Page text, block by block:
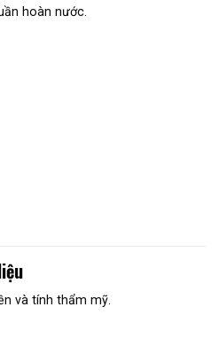
hoàn nước.
và tính thẩm mỹ.